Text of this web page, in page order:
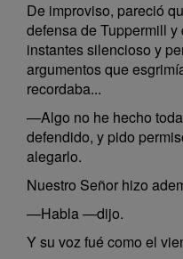
De improviso, pareció
defensa de Tuppermill
instantes silencioso y
argumentos que
recordaba...
—Algo no he hecho
defendido, y pido
alegarlo.
Nuestro Señor hizo
—Habla —dijo.
Y su voz fué como el